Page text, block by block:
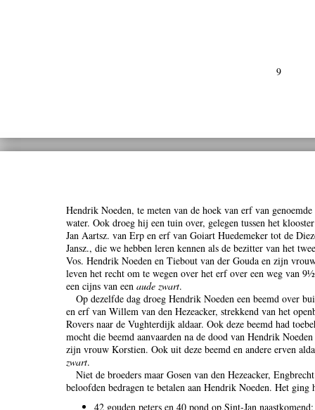
9
Hendrik Noeden, te meten van de hoek van erf van
water. Ook droeg hij een tuin over, gelegen tussen het
Jan Aartsz. van Erp en erf van Goiart Huedemeker tot de
Jansz., die we hebben leren kennen als de bezitter van het
Vos. Hendrik Noeden en Tiebout van der Gouda en zijn
leven het recht om te wegen over het erf over een weg van
een cijns van eenaude zwart.
Op dezelfde dag droeg Hendrik Noeden een beemd over
en erf van Willem van den Hezeacker, strekkend van het
Rovers naar de Vughterdijk aldaar. Ook deze beemd had
mocht die beemd aanvaarden na de dood van Hendrik
zijn vrouw Korstien. Ook uit deze beemd en andere erven
zwart.
Niet de broeders maar Gosen van den Hezeacker,
beloofden bedragen te betalen aan Hendrik Noeden. Het
42 gouden peters en 40 pond op Sint-Jan naastkomend;